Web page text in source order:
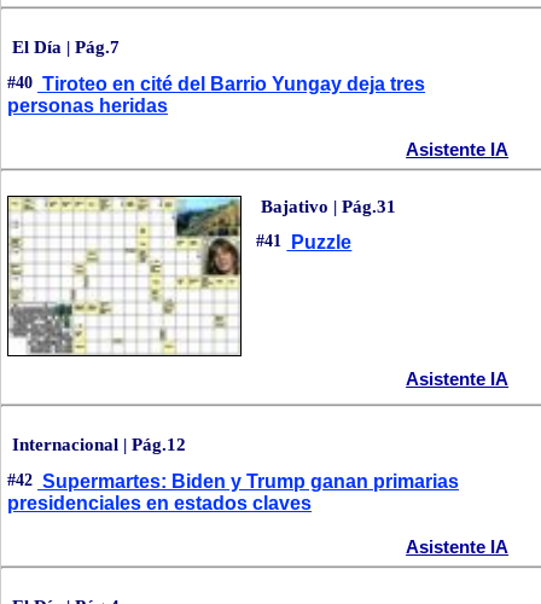
El Día | Pág.7
#40 Tiroteo en cité del Barrio Yungay deja tres
personas heridas
Asistente IA
Bajativo | Pág.31
#41 Puzzle
Asistente IA
Internacional | Pág.12
#42 Supermartes: Biden y Trump ganan primarias
presidenciales en estados claves
Asistente IA